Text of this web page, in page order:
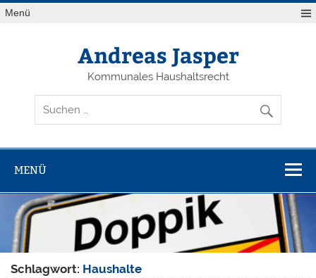
Zum
Inhalt
Menü
Andreas Jasper
Kommunales Haushaltsrecht
MENÜ
Schlagwort: Haushalte